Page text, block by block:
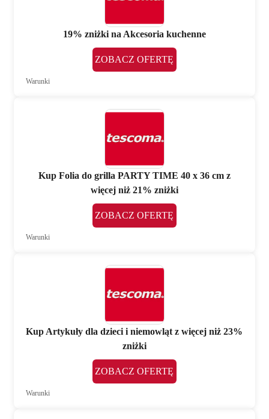
19% zniżki na Akcesoria kuchenne
ZOBACZ OFERTĘ
Warunki
Kup Folia do grilla PARTY TIME 40 x 36 cm z
więcej niż 21% zniżki
ZOBACZ OFERTĘ
Warunki
Kup Artykuły dla dzieci i niemowląt z więcej niż 23%
zniżki
ZOBACZ OFERTĘ
Warunki